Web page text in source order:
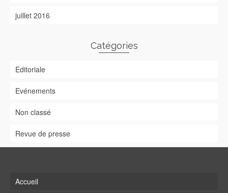
juillet 2016
Catégories
Editoriale
Evénements
Non classé
Revue de presse
Accueil